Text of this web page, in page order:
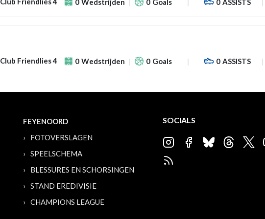
Club Friendlies 4 0 Wedstrijden 0 Goals 0 ASSISTS
FEYENOORD
FOTOVERSLAGEN
SPEELSCHEMA
BLESSURES EN SCHORSINGEN
STAND EREDIVISIE
CHAMPIONS LEAGUE
SOCIALS